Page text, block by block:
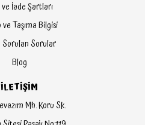
İade Şartları
Taşıma Bilgisi
Sorulan Sorular
Blog
İLETİŞİM
Mh. Koru Sk.